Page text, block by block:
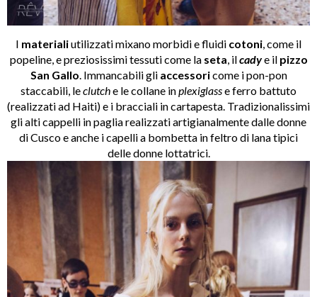
I materialiutilizzati mixano morbidi e fluidi cotoni, come il
popeline, e preziosissimi tessuti come la seta, ilcadye il pizzo
San Gallo. Immancabili gli accessoricome i pon-pon
staccabili, leclutche le collane inplexiglasse ferro battuto
(realizzati ad Haiti) e i bracciali in cartapesta. Tradizionalissimi
gli alti cappelli in paglia realizzati artigianalmente dalle donne
di Cusco e anche i capelli a bombetta in feltro di lana tipici
delle donne lottatrici.